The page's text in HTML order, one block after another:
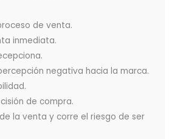
de venta.
inmediata.
negativa hacia la marca.
de compra.
la venta y corre el riesgo de ser